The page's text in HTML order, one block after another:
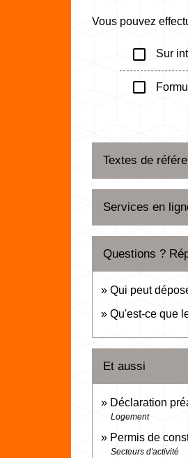
Vous pouvez
check_box_outline_blank Sur
check_box_outline_blank
Textes de
Services en
Questions ?
Qui peut
Qu'est-ce que
Et aussi
Déclaration
Logement
Permis de
Secteurs d'activité